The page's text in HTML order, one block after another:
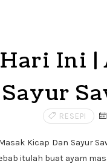
Ini |
RESEPI
Kicap Dan Sayur
itulah buat ayam